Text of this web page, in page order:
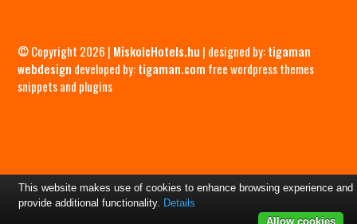
© Copyright 2026 | MiskolcHotels.hu | designed by:tigaman
webdesign developed by:tigaman.com free wordpress themes
snippets and plugins
This website makes use of cookies to enhance browsing experience and
provide additional functionality. Details
Allow cookies